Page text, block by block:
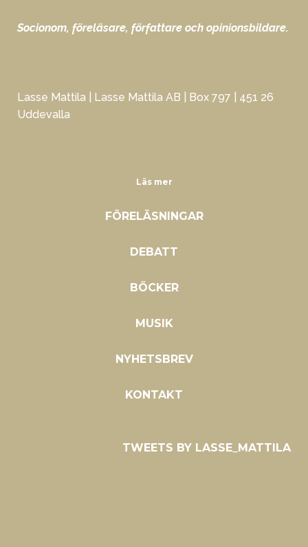
Socionom, föreläsare, författare och opinionsbildare.
Lasse Mattila | Lasse Mattila AB | Box 797 | 451 26
Uddevalla
Läs mer
FÖRELÄSNINGAR
DEBATT
BÖCKER
MUSIK
NYHETSBREV
KONTAKT
TWEETS BY LASSE_MATTILA